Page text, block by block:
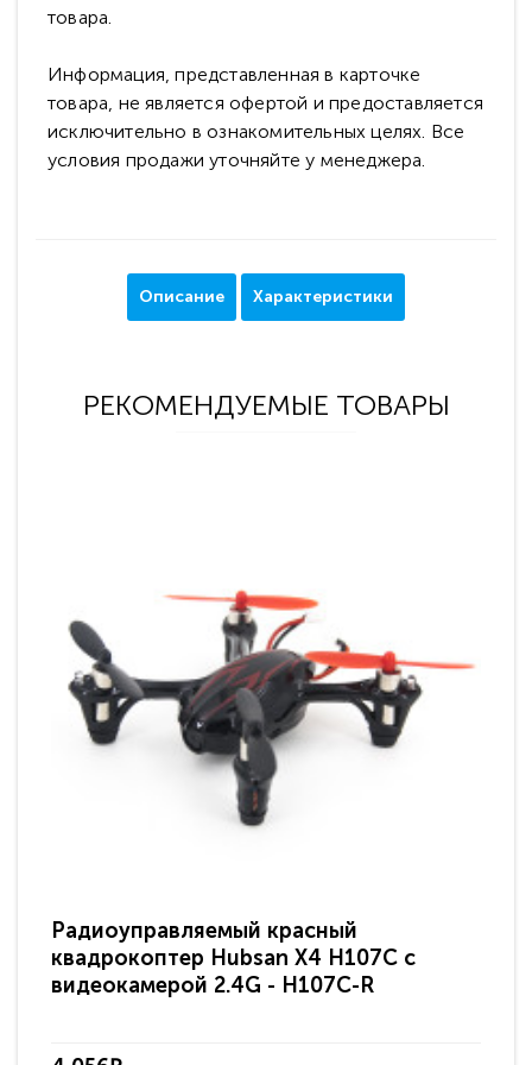
товара.
Информация, представленная в карточке
товара, не является офертой и предоставляется
исключительно в ознакомительных целях. Все
условия продажи уточняйте у менеджера.
Описание Характеристики
РЕКОМЕНДУЕМЫЕ ТОВАРЫ
Радиоуправляемый красный
квадрокоптер Hubsan X4 H107C c
видеокамерой 2.4G - H107C-R